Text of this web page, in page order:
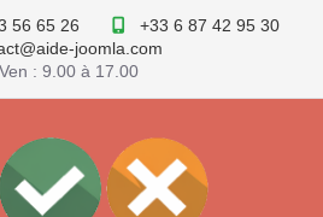
56 65 26
+33 6 87 42 95 30
joomla.com
: 9.00 à 17.00